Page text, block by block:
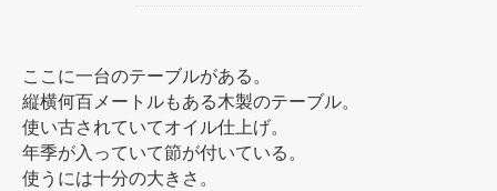
ここに一台のテーブルがある。
縦横何百メートルもある木製のテーブル。
使い古されていてオイル仕上げ。
年季が入っていて節が付いている。
使うには十分の大きさ。